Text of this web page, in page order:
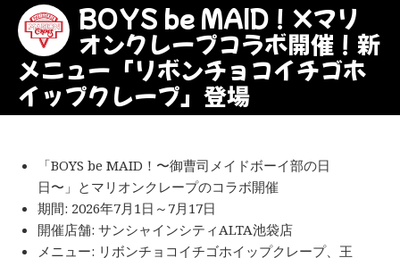
BOYS be MAID！×マリ
オンクレープコラボ開催！新
メニュー「リボンチョコイチゴホ
イップクレープ」登場
「BOYS be MAID！〜御曹司メイドボーイ部の日
日〜」とマリオンクレープのコラボ開催
期間: 2026年7月1日～7月17日
開催店舗: サンシャインシティALTA池袋店
メニュー: リボンチョコイチゴホイップクレープ、王